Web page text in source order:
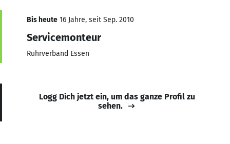
Bis heute 16 Jahre, seit Sep. 2010
Servicemonteur
Ruhrverband Essen
Logg Dich jetzt ein, um das ganze Profil zu
sehen.